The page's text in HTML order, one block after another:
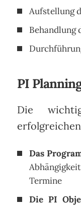
Aufstellung
Behandlung
PI
Die
Das
Termine
Die PI